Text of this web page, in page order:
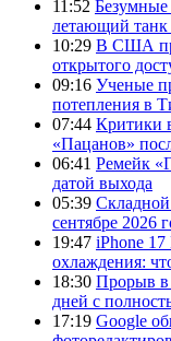
11:52
летающий танк
10:29 В США
открытого
09:16 Ученые
потепления в
07:44 Критики
«Пацанов»
06:41 Ремейк
датой выхода
05:39 Складной
сентябре 2026
19:47 iPhone
охлаждения:
18:30 Прорыв в
дней с
17:19 Google